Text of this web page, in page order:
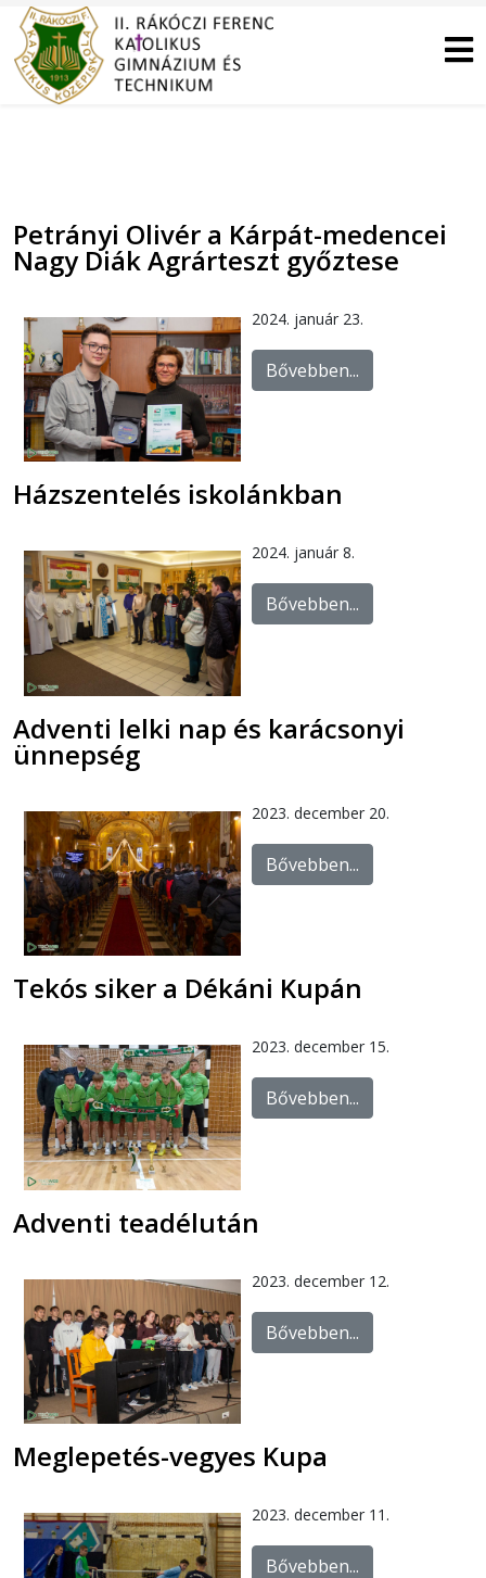
Petrányi Olivér a Kárpát-medencei
Nagy Diák Agrárteszt győztese
2024. január 23.
Bővebben...
Házszentelés iskolánkban
2024. január 8.
Bővebben...
Adventi lelki nap és karácsonyi
ünnepség
2023. december 20.
Bővebben...
Tekós siker a Dékáni Kupán
2023. december 15.
Bővebben...
Adventi teadélután
2023. december 12.
Bővebben...
Meglepetés-vegyes Kupa
2023. december 11.
Bővebben...